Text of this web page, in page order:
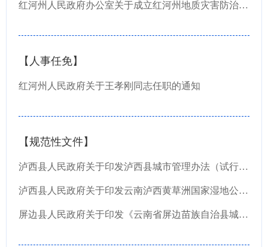
红河州人民政府办公室关于成立红河州地质灾害防治“十四五”规划编制工作领导小组的通知
【人事任免】
红河州人民政府关于王孝刚同志任职的通知
【规范性文件】
泸西县人民政府关于印发泸西县城市管理办法（试行）的通知
泸西县人民政府关于印发云南泸西黄草洲国家湿地公园保护管理办法的通知
屏边县人民政府关于印发《云南省屏边苗族自治县城市管理条例实施办法》的通知